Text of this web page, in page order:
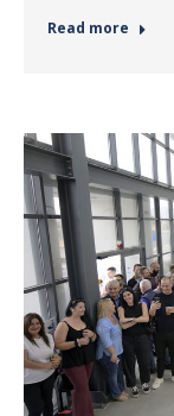
Read more